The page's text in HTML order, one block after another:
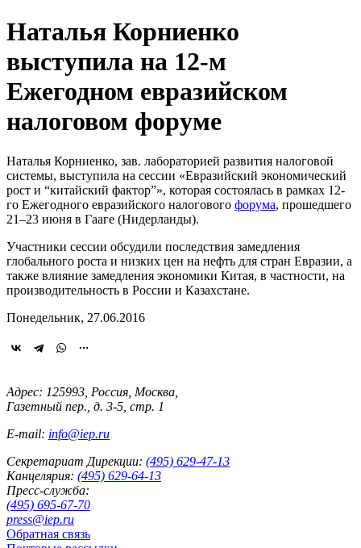
Наталья Корниенко
выступила на 12-м
Ежегодном евразийском
налоговом форуме
Наталья Корниенко, зав. лабораторией развития налоговой
системы, выступила на сессии «Евразийский экономический
рост и “китайский фактор”», которая состоялась в рамках 12-
го Ежегодного евразийского налогового форума, прошедшего
21–23 июня в Гааге (Нидерланды).
Участники сессии обсудили последствия замедления
глобального роста и низких цен на нефть для стран Евразии, а
также влияние замедления экономики Китая, в частности, на
производительность в России и Казахстане.
Понедельник, 27.06.2016
Адрес: 125993, Россия, Москва,
Газетный пер., д. 3-5, стр. 1
E-mail: info@iep.ru
Секретариат Дирекции: (495) 629-47-13
Канцелярия: (495) 629-64-13
Пресс-служба:
(495) 695-67-70
press@iep.ru
Обратная связь